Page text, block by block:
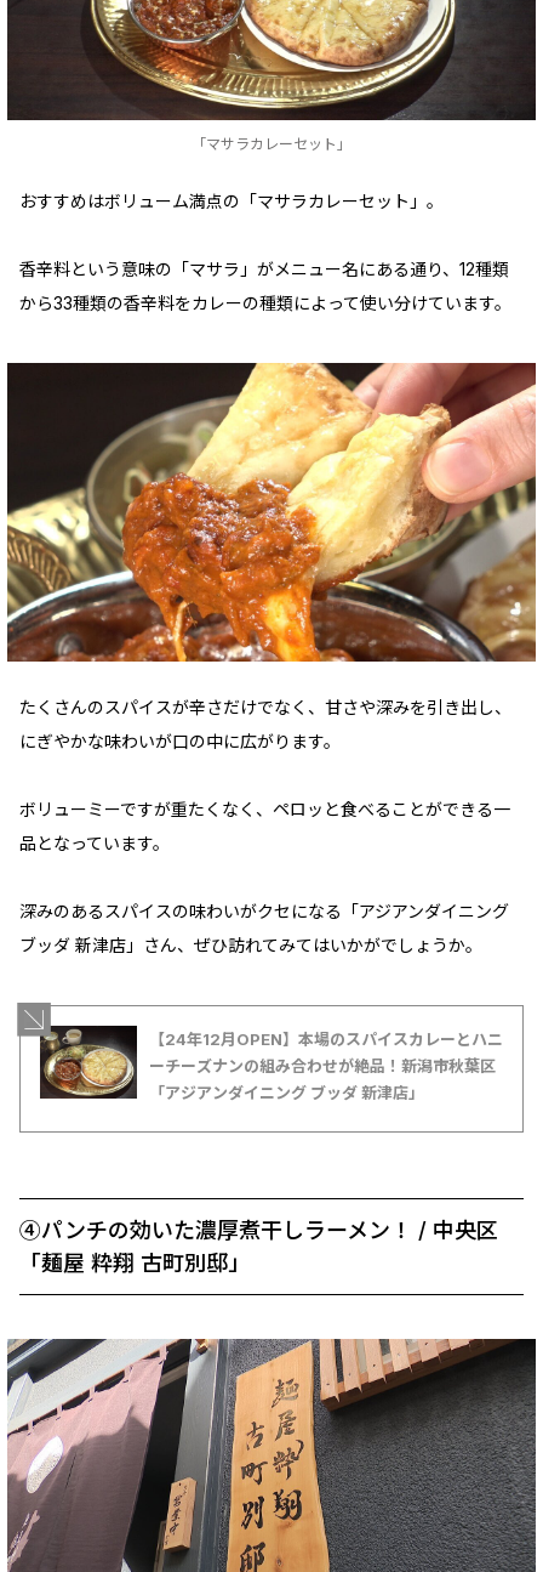
「マサラカレーセット」
おすすめはボリューム満点の「マサラカレーセット」。
香辛料という意味の「マサラ」がメニュー名にある通り、12種類
から33種類の香辛料をカレーの種類によって使い分けています。
たくさんのスパイスが辛さだけでなく、甘さや深みを引き出し、
にぎやかな味わいが口の中に広がります。
ボリューミーですが重たくなく、ペロッと食べることができる一
品となっています。
深みのあるスパイスの味わいがクセになる「アジアンダイニング
ブッダ 新津店」さん、ぜひ訪れてみてはいかがでしょうか。
【24年12月OPEN】本場のスパイスカレーとハニ
ーチーズナンの組み合わせが絶品！新潟市秋葉区
「アジアンダイニング ブッダ 新津店」
④パンチの効いた濃厚煮干しラーメン！ / 中央区
「麺屋 粋翔 古町別邸」